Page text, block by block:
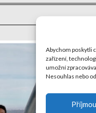
Abychom poskytli
zařízení,
umožní
Nesouhlas nebo